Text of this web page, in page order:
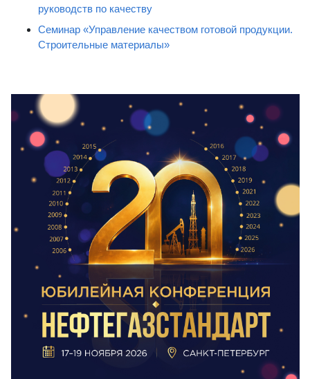
руководств по качеству
Семинар «Управление качеством готовой продукции.
Строительные материалы»